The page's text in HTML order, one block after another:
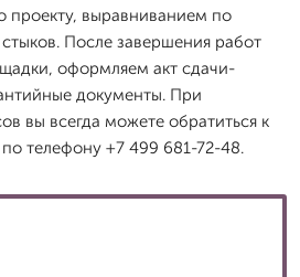
проекту, выравниванием по
После завершения работ
оформляем акт сдачи-
документы. При
вы всегда можете обратиться к
телефону +7 499 681-72-48.